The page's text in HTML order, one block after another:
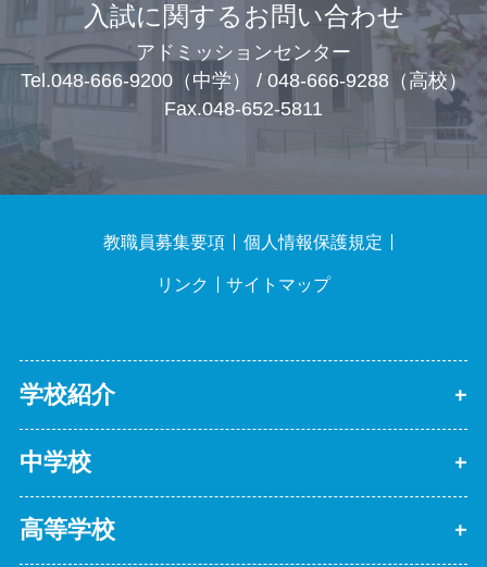
入試に関するお問い合わせ
アドミッションセンター
Tel.048-666-9200（中学） / 048-666-9288（高校）
Fax.048-652-5811
学校紹介
中学校
高等学校
教職員募集要項 個人情報保護規定
リンク サイトマップ